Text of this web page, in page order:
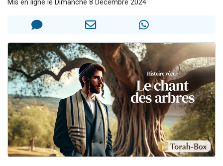
2 personnes viennent de faire un don pour Reloger Rivka, 6 enfants, victime de violences...
Il reste 49 places pour étudier en groupe sur Zoom
2 personnes viennent de nous rejoindre sur WhatsApp
Mis en ligne le Dimanche 8 Décembre 2024